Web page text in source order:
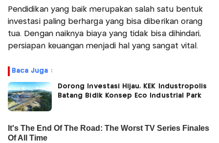
Pendidikan yang baik merupakan salah satu bentuk
investasi paling berharga yang bisa diberikan orang
tua. Dengan naiknya biaya yang tidak bisa dihindari,
persiapan keuangan menjadi hal yang sangat vital.
Baca Juga :
Dorong Investasi Hijau, KEK Industropolis
Batang Bidik Konsep Eco Industrial Park